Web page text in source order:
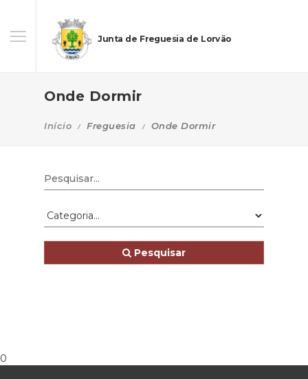
Junta de Freguesia de Lorvão
Onde Dormir
Início Freguesia Onde Dormir
Pesquisar
0